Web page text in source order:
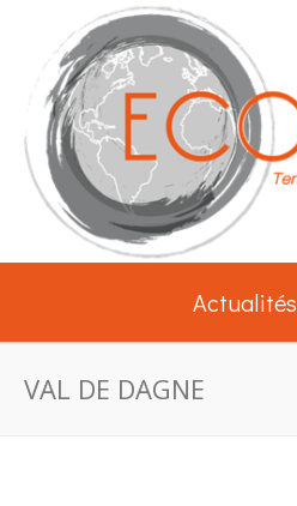
Actualités
VAL DE DAGNE